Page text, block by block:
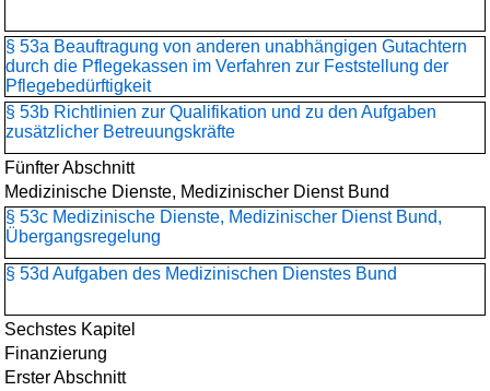
§ 53a Beauftragung von anderen unabhängigen Gutachtern
durch die Pflegekassen im Verfahren zur Feststellung der
Pflegebedürftigkeit
§ 53b Richtlinien zur Qualifikation und zu den Aufgaben
zusätzlicher Betreuungskräfte
Fünfter Abschnitt
Medizinische Dienste, Medizinischer Dienst Bund
§ 53c Medizinische Dienste, Medizinischer Dienst Bund,
Übergangsregelung
§ 53d Aufgaben des Medizinischen Dienstes Bund
Sechstes Kapitel
Finanzierung
Erster Abschnitt